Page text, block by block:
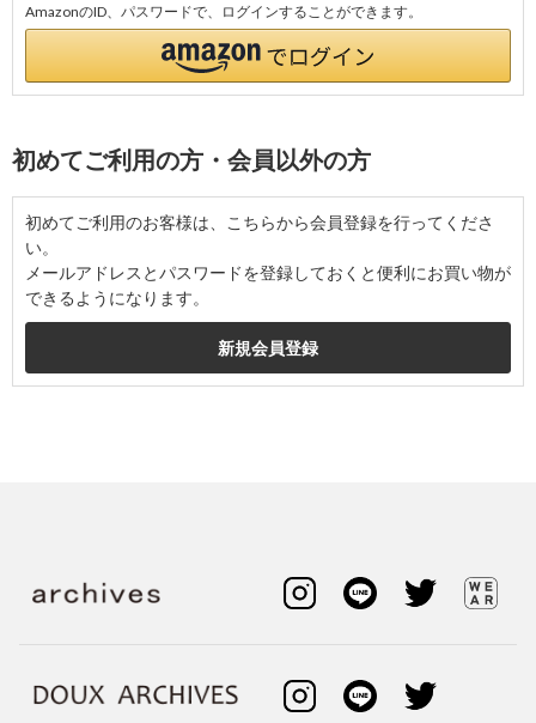
AmazonのID、パスワードで、ログインすることができます。
初めてご利用の方・会員以外の方
初めてご利用のお客様は、こちらから会員登録を行ってくださ
い。
メールアドレスとパスワードを登録しておくと便利にお買い物が
できるようになります。